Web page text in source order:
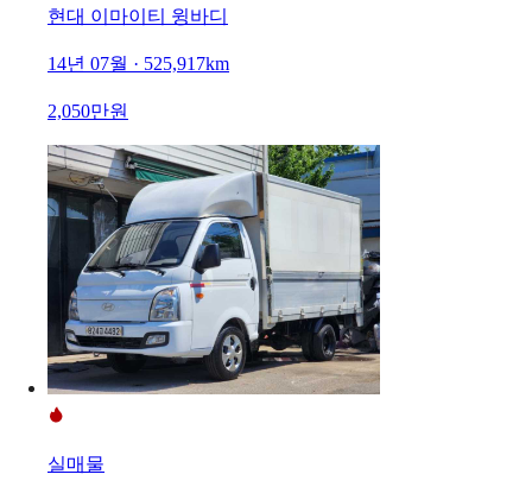
현대 이마이티 윙바디
14년 07월 · 525,917km
2,050만원
실매물